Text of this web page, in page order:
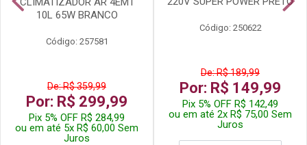
10L 65W BRANCO
Código: 257581
De: R$ 359,99
Por: R$ 299,99
Pix 5% OFF R$ 284,99
ou em até 5x R$ 60,00 Sem
Juros
Código: 250622
De: R$ 189,99
Por: R$ 149,99
Pix 5% OFF R$ 142,49
ou em até 2x R$ 75,00 Sem
Juros